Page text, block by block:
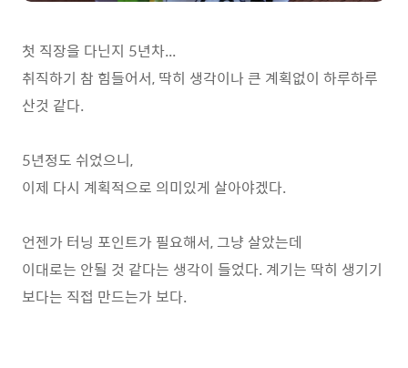
첫 직장을 다닌지 5년차...
취직하기 참 힘들어서, 딱히 생각이나 큰 계획없이 하루하루
산것 같다.
5년정도 쉬었으니,
이제 다시 계획적으로 의미있게 살아야겠다.
언젠가 터닝 포인트가 필요해서, 그냥 살았는데
이대로는 안될 것 같다는 생각이 들었다. 계기는 딱히 생기기
보다는 직접 만드는가 보다.